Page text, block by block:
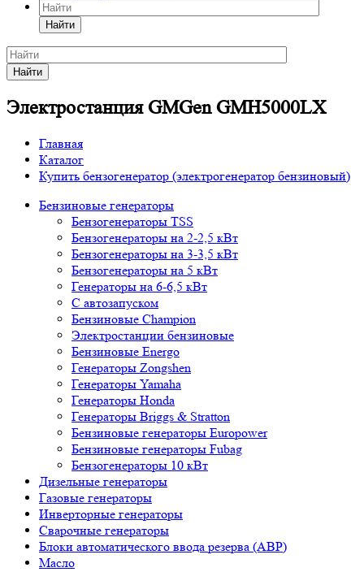
Найти
Найти
Электростанция GMGen GMH5000LX
Главная
Каталог
Купить бензогенератор (электрогенератор бензиновый)
Бензиновые генераторы
Бензогенераторы TSS
Бензогенераторы на 2-2,5 кВт
Бензогенераторы на 3-3,5 кВт
Бензогенераторы на 5 кВт
Генераторы на 6-6,5 кВт
С автозапуском
Бензиновые Champion
Электростанции бензиновые
Бензиновые Energo
Генераторы Zongshen
Генераторы Yamaha
Генераторы Honda
Генераторы Briggs & Stratton
Бензиновые генераторы Europower
Бензиновые генераторы Fubag
Бензогенераторы 10 кВт
Дизельные генераторы
Газовые генераторы
Инверторные генераторы
Сварочные генераторы
Блоки автоматического ввода резерва (АВР)
Масло